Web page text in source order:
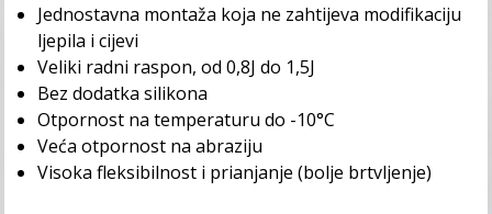
Jednostavna montaža koja ne zahtijeva modifikaciju
ljepila i cijevi
Veliki radni raspon, od 0,8J do 1,5J
Bez dodatka silikona
Otpornost na temperaturu do -10°C
Veća otpornost na abraziju
Visoka fleksibilnost i prianjanje (bolje brtvljenje)